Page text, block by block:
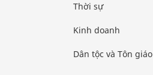
Thời sự
Kinh doanh
Dân tộc và Tôn giáo